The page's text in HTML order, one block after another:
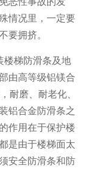
情况里，一定要
要拥挤。
楼梯防滑条及地
由高等级铝镁合
耐磨、耐老化、
铝合金防滑条之
作用在于保护楼
是由于楼梯面太
安全防滑条和防